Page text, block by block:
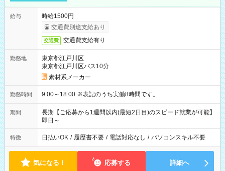
給与
時給1500円
交通費別途支給あり
交通費 交通費支給有り
勤務地
東京都江戸川区
東京都江戸川区バス10分
素材系メーカー
勤務時間 9:00～18:00 ※表記のうち実働8時間です。
期間
長期【ご応募から1週間以内(最短2日目)のスピード就業が可能】
即日～
特徴 日払いOK / 履歴書不要 / 電話対応なし / パソコンスキル不要
気になる！ 応募する 詳細へ